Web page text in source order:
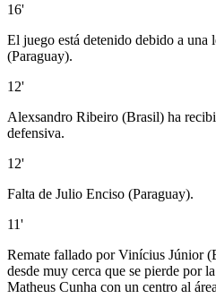
16'
El juego está detenido debido a una
(Paraguay).
12'
Alexsandro Ribeiro (Brasil) ha
defensiva.
12'
Falta de Julio Enciso (Paraguay).
11'
Remate fallado por Vinícius Júnior
desde muy cerca que se pierde por
Matheus Cunha con un centro al